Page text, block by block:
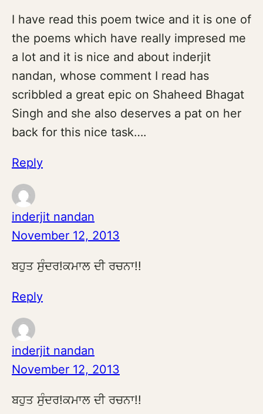
I have read this poem twice and it is one of
the poems which have really impresed me
a lot and it is nice and about inderjit
nandan, whose comment I read has
scribbled a great epic on Shaheed Bhagat
Singh and she also deserves a pat on her
back for this nice task….
Reply
inderjit nandan
November 12, 2013
ਬਹੁਤ ਸੁੰਦਰ!ਕਮਾਲ ਦੀ ਰਚਨਾ!!
Reply
inderjit nandan
November 12, 2013
ਬਹੁਤ ਸੁੰਦਰ!ਕਮਾਲ ਦੀ ਰਚਨਾ!!